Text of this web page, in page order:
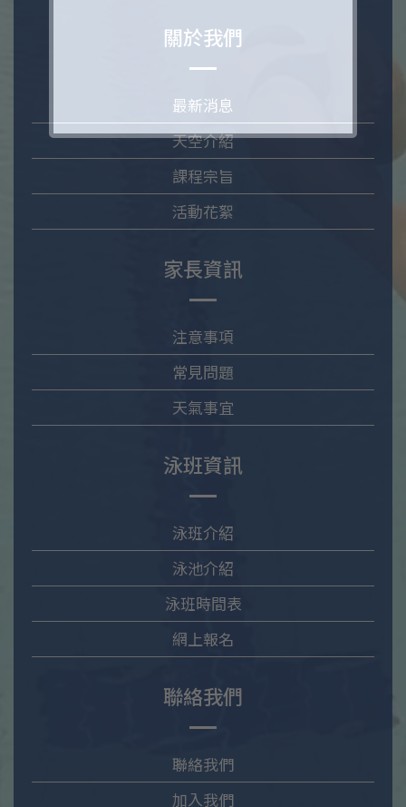
關於我們
最新消息
天空介紹
課程宗旨
活動花絮
家長資訊
注意事項
常見問題
天氣事宜
泳班資訊
泳班介紹
泳池介紹
泳班時間表
網上報名
聯絡我們
聯絡我們
加入我們